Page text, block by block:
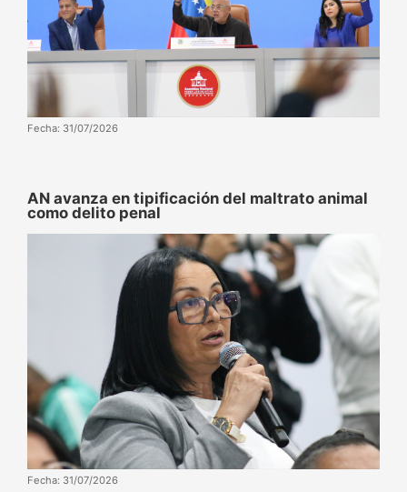
Fecha: 31/07/2026
AN avanza en tipificación del maltrato animal
como delito penal
Fecha: 31/07/2026